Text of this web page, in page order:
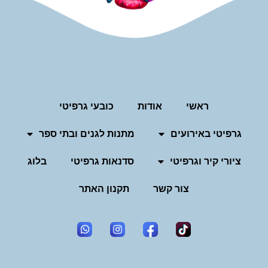
ראשי אודות כובעי גרפיטי
גרפיטי באירועים מתנות לגנים ובתי ספר
ציורי קיר וגרפיטי סדנאות גרפיטי בלוג
צור קשר תקנון האתר